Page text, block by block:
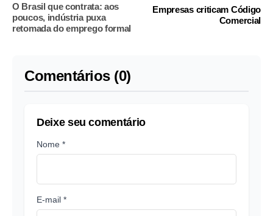
O Brasil que contrata: aos
poucos, indústria puxa
retomada do emprego formal
Empresas criticam Código
Comercial
Comentários (0)
Deixe seu comentário
Nome *
E-mail *